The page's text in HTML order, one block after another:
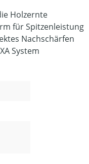
Holzernte
für Spitzenleistung
Nachschärfen
System